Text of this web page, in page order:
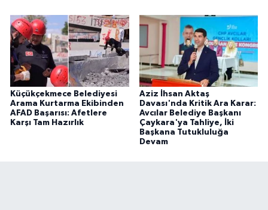
Küçükçekmece Belediyesi
Arama Kurtarma Ekibinden
AFAD Başarısı: Afetlere
Karşı Tam Hazırlık
Aziz İhsan Aktaş
Davası'nda Kritik Ara Karar:
Avcılar Belediye Başkanı
Çaykara'ya Tahliye, İki
Başkana Tutukluluğa
Devam